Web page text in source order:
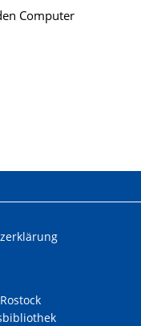
Computer